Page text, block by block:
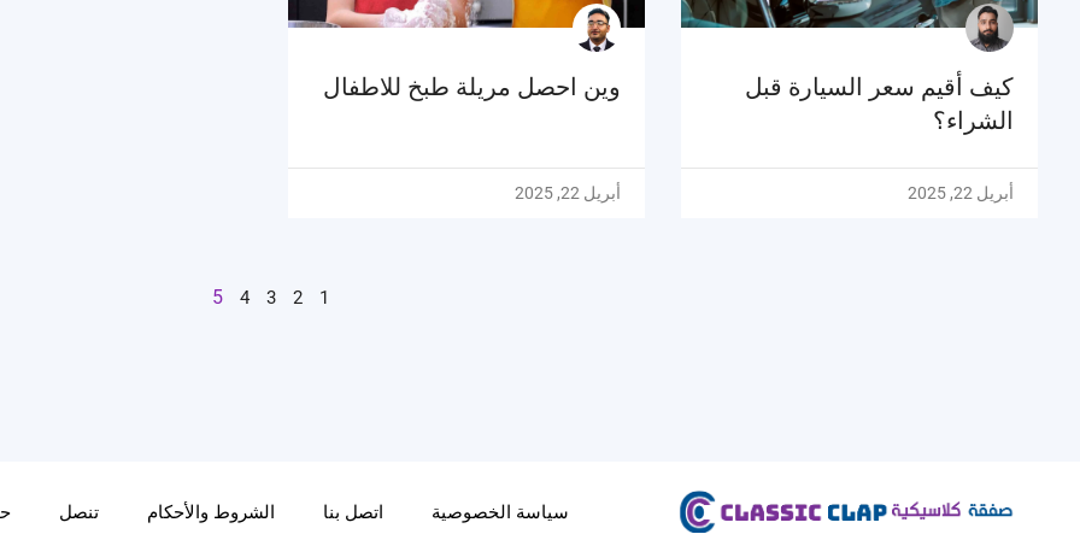
كيف أقيم سعر السيارة قبل
الشراء؟
أبريل 22, 2025
وين احصل مريلة طبخ للاطفال
أبريل 22, 2025
1
2
3
4
5
سياسة الخصوصية اتصل بنا الشروط والأحكام تنصل